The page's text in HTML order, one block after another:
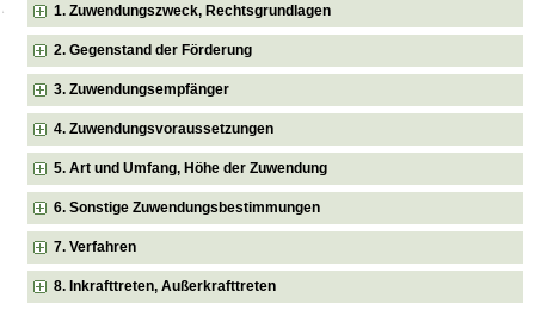
1. Zuwendungszweck, Rechtsgrundlagen
2. Gegenstand der Förderung
3. Zuwendungsempfänger
4. Zuwendungsvoraussetzungen
5. Art und Umfang, Höhe der Zuwendung
6. Sonstige Zuwendungsbestimmungen
7. Verfahren
8. Inkrafttreten, Außerkrafttreten